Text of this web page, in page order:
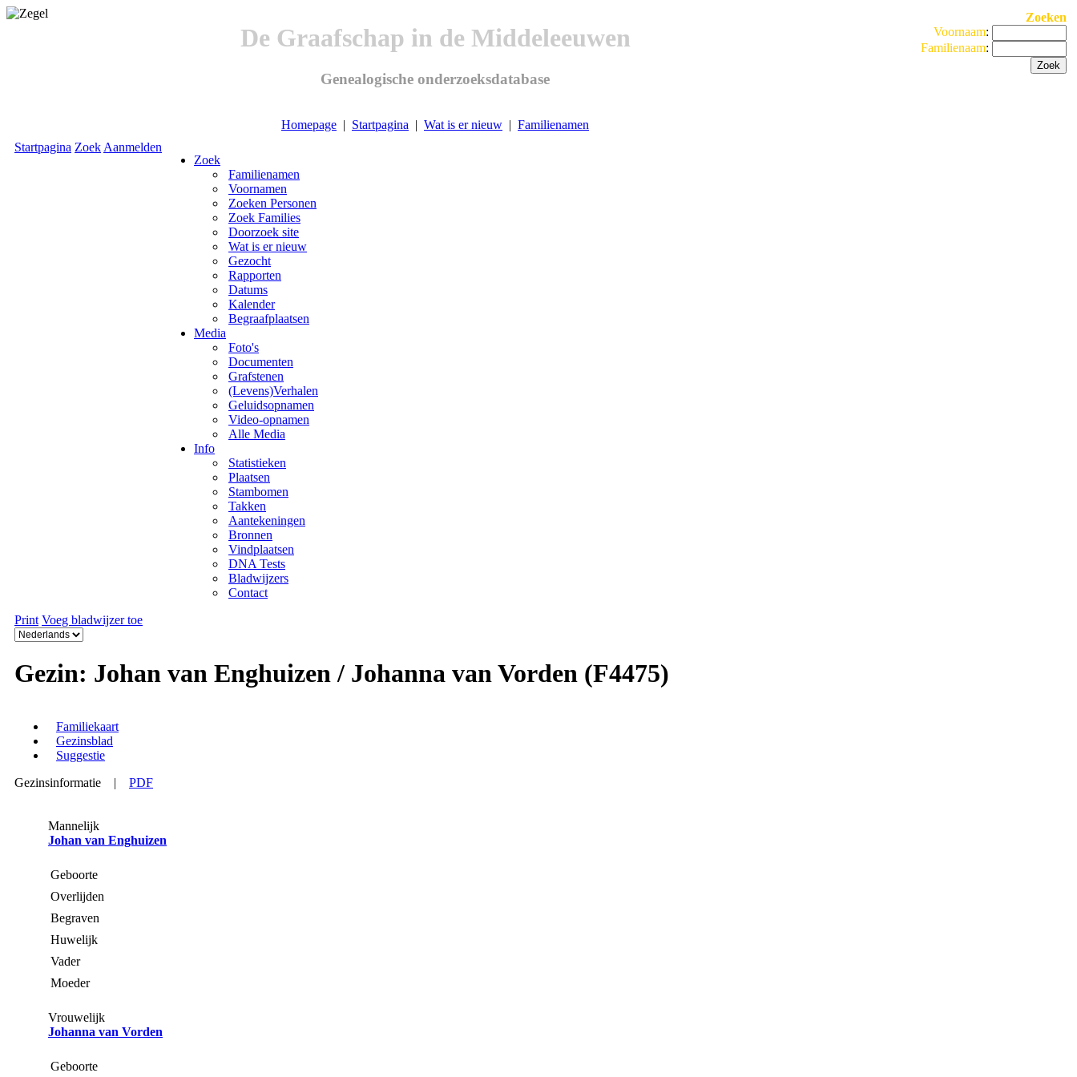
De Graafschap in de Middeleeuwen
Genealogische onderzoeksdatabase
Homepage | Startpagina | Wat is er nieuw | Familienamen
Zoeken
Voornaam:
Familienaam:
Startpagina Zoek Aanmelden
Zoek
Familienamen
Voornamen
Zoeken Personen
Zoek Families
Doorzoek site
Wat is er nieuw
Gezocht
Rapporten
Datums
Kalender
Begraafplaatsen
Media
Foto's
Documenten
Grafstenen
(Levens)Verhalen
Geluidsopnamen
Video-opnamen
Alle Media
Info
Statistieken
Plaatsen
Stambomen
Takken
Aantekeningen
Bronnen
Vindplaatsen
DNA Tests
Bladwijzers
Contact
Print Voeg bladwijzer toe
Gezin: Johan van Enghuizen / Johanna van Vorden (F4475)
Familiekaart
Gezinsblad
Suggestie
Gezinsinformatie | PDF
Mannelijk
Johan van Enghuizen
Geboorte
Overlijden
Begraven
Huwelijk
Vader
Moeder
Vrouwelijk
Johanna van Vorden
Geboorte